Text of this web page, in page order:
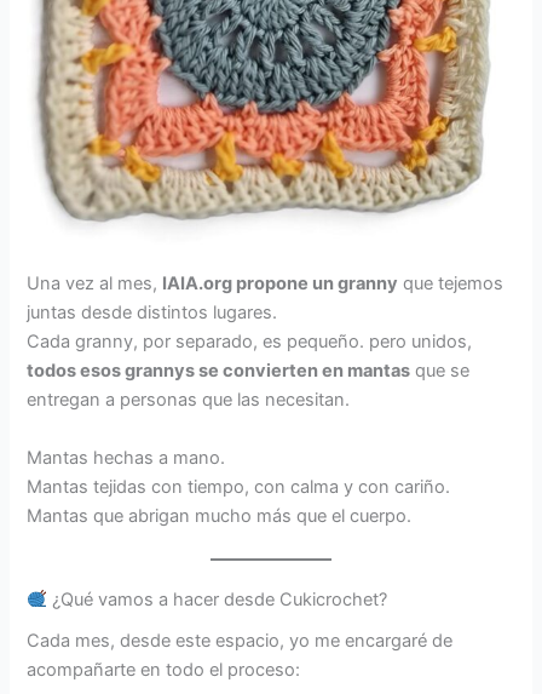
Una vez al mes, IAIA.org propone un granny que tejemos
juntas desde distintos lugares.
Cada granny, por separado, es pequeño. pero unidos,
todos esos grannys se convierten en mantas que se
entregan a personas que las necesitan.
Mantas hechas a mano.
Mantas tejidas con tiempo, con calma y con cariño.
Mantas que abrigan mucho más que el cuerpo.
¿Qué vamos a hacer desde Cukicrochet?
Cada mes, desde este espacio, yo me encargaré de
acompañarte en todo el proceso: